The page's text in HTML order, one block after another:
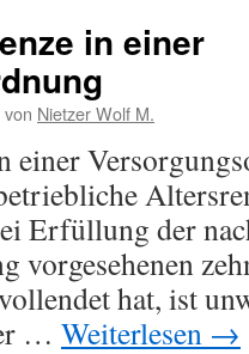
in einer
von Nietzer Wolf M.
einer
Erfüllung der
vorgesehenen
hat, ist
… Weiterlesen →